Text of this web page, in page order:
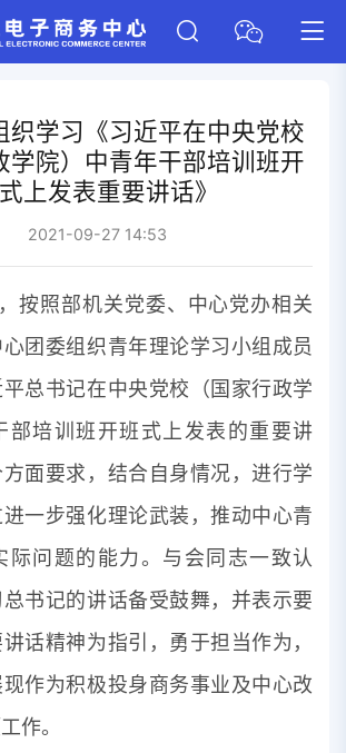
织学习《习近平在中央党校
学院）中青年干部培训班开
上发表重要讲话》
2021-09-27 14:53
按照部机关党委、中心党办相关
团委组织青年理论学习小组成员
总书记在中央党校（国家行政学
部培训班开班式上发表的重要讲
面要求，结合自身情况，进行学
一步强化理论武装，推动中心青
际问题的能力。与会同志一致认
书记的讲话备受鼓舞，并表示要
话精神为指引，勇于担当作为，
作为积极投身商务事业及中心改
作。